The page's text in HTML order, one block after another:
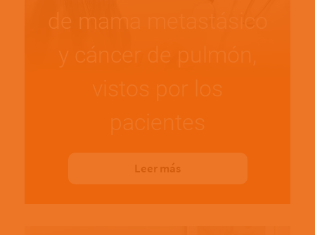
de mama metastásico
y cáncer de pulmón,
vistos por los
pacientes
Leer más